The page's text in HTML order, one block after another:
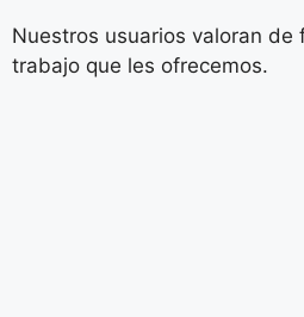
Nuestros usuarios valoran de
trabajo que les ofrecemos.